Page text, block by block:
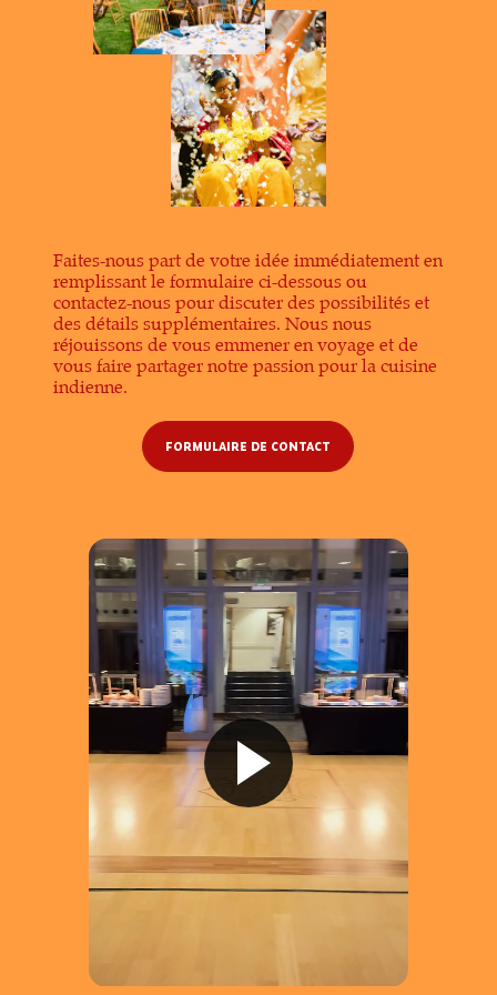
PRENDRE RENDEZ-VOUS
PRENDRE RENDEZ-VOUS
cuisine indienne de qualité.
cuisine indienne de qualité supérieure.
PRENDRE RENDEZ-VOUS
cuisine indienne de qualité supérieure.
PRENDRE RENDEZ-VOUS
Faites-nous part de votre idée immédiatement en
remplissant le formulaire ci-dessous ou
contactez-nous pour discuter des possibilités et
des détails supplémentaires. Nous nous
réjouissons de vous emmener en voyage et de
vous faire partager notre passion pour la cuisine
indienne.
FORMULAIRE DE CONTACT